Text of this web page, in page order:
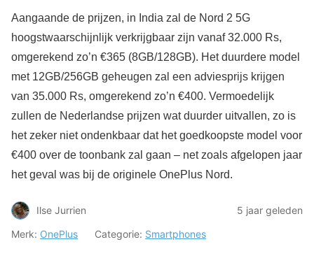
Aangaande de prijzen, in India zal de Nord 2 5G
hoogstwaarschijnlijk verkrijgbaar zijn vanaf 32.000 Rs,
omgerekend zo’n €365 (8GB/128GB). Het duurdere model
met 12GB/256GB geheugen zal een adviesprijs krijgen
van 35.000 Rs, omgerekend zo’n €400. Vermoedelijk
zullen de Nederlandse prijzen wat duurder uitvallen, zo is
het zeker niet ondenkbaar dat het goedkoopste model voor
€400 over de toonbank zal gaan – net zoals afgelopen jaar
het geval was bij de originele OnePlus Nord.
Ilse Jurrien
5 jaar geleden
Merk: OnePlus Categorie: Smartphones